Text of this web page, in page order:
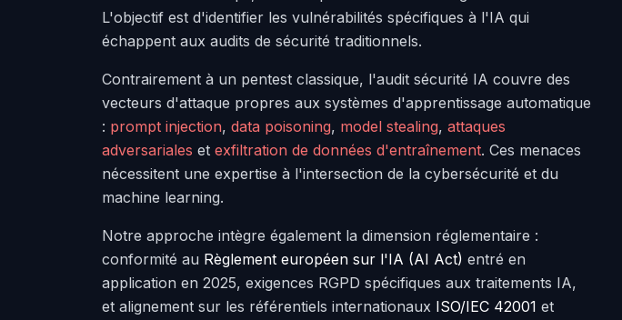
L'objectif est d'identifier les vulnérabilités spécifiques à l'IA qui
échappent aux audits de sécurité traditionnels.
Contrairement à un pentest classique, l'audit sécurité IA couvre des
vecteurs d'attaque propres aux systèmes d'apprentissage automatique
: prompt injection, data poisoning, model stealing, attaques
adversariales et exfiltration de données d'entraînement. Ces menaces
nécessitent une expertise à l'intersection de la cybersécurité et du
machine learning.
Notre approche intègre également la dimension réglementaire :
conformité au Règlement européen sur l'IA (AI Act) entré en
application en 2025, exigences RGPD spécifiques aux traitements IA,
et alignement sur les référentiels internationaux ISO/IEC 42001 et